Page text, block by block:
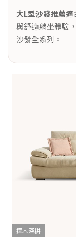
大L型沙發推薦適
與舒適躺坐體驗
沙發全系列 。
擇木深耕